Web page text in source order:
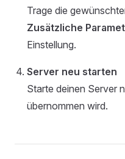
Trage die
Zusätzliche
Einstellung.
Server neu starten
Starte deinen Server
übernommen wird.